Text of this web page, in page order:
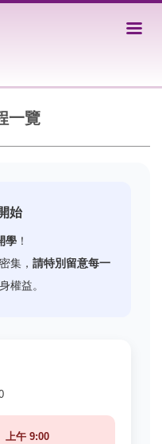
一覽
始
學 ！
集， 請特別留意每一
權益。
上午 9:00